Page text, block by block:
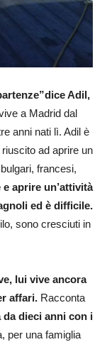
Adil,
a Madrid dal
anni nati lì. Adil è
ad aprire un
francesi,
aprire un’attività
ed è difficile.
sono cresciuti in
lui vive ancora
affari. Racconta
da dieci anni con i
per una famiglia